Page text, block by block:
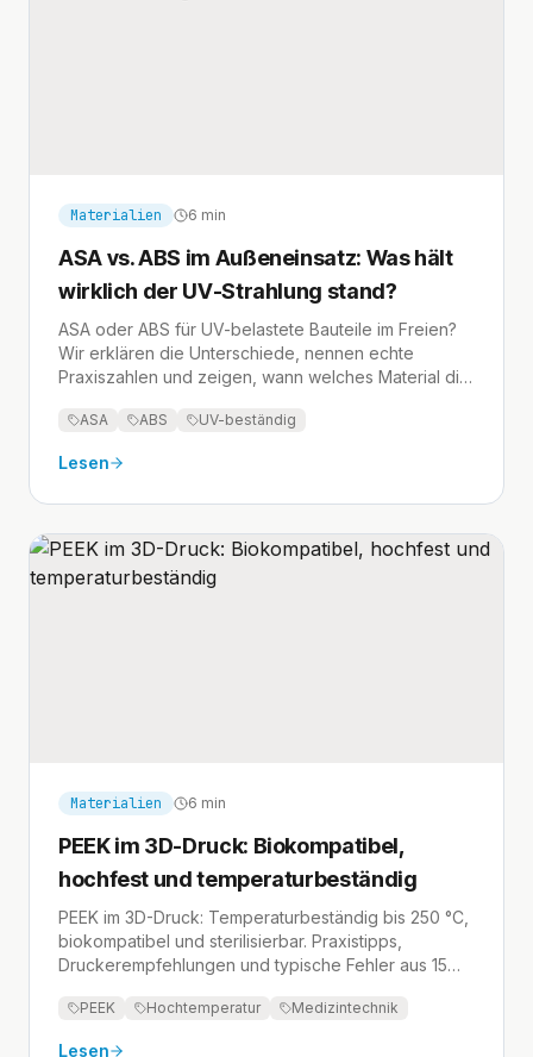
Materialien 6 min
ASA vs. ABS im Außeneinsatz: Was hält
wirklich der UV-Strahlung stand?
ASA oder ABS für UV-belastete Bauteile im Freien?
Wir erklären die Unterschiede, nennen echte
Praxiszahlen und zeigen, wann welches Material die
ASA ABS UV-beständig
Lesen
Materialien 6 min
PEEK im 3D-Druck: Biokompatibel,
hochfest und temperaturbeständig
PEEK im 3D-Druck: Temperaturbeständig bis 250 °C,
biokompatibel und sterilisierbar. Praxistipps,
Druckerempfehlungen und typische Fehler aus 15
PEEK Hochtemperatur Medizintechnik
Lesen